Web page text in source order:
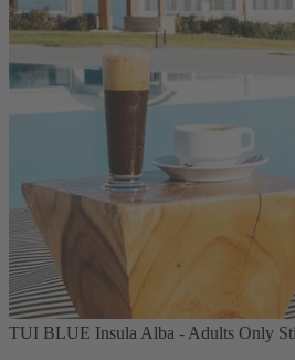
TUI BLUE Insula Alba - Adults Only